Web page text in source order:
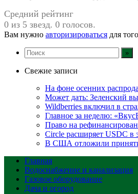
Средний рейтинг
0 из 5 звезд. 0 голосов.
Вам нужно авторизироваться для
Свежие записи
На фоне осенних
Может дать: Зеленский
Wildberries включил в
Главное за неделю:
Право на
Circle расширяет USDC в
В США отложили
Главная
Водоснабжение и канализация
Газовое оборудование
Дача и огород